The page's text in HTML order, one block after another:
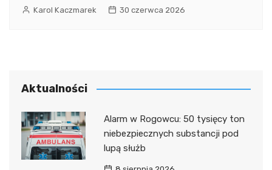
Karol Kaczmarek 30 czerwca 2026
Aktualności
Alarm w Rogowcu: 50 tysięcy ton
niebezpiecznych substancji pod
lupą służb